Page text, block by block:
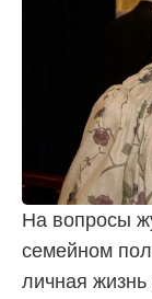
На вопросы
семейном
личная